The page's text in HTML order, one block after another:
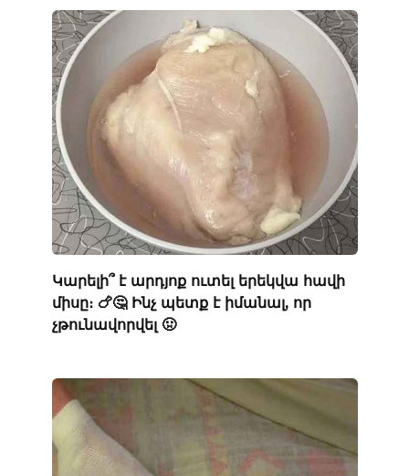
Կարելի՞ է արդյոք ուտել երեկվա հավի
միսը։ 🍗🤔 Ինչ պետք է իմանալ, որ
չթունավորվել 🤢